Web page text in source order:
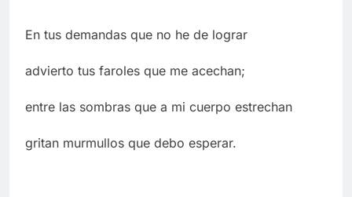
En tus demandas que no he de lograr
advierto tus faroles que me acechan;
entre las sombras que a mi cuerpo estrechan
gritan murmullos que debo esperar.